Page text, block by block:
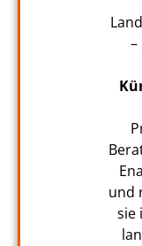
–
und
sie